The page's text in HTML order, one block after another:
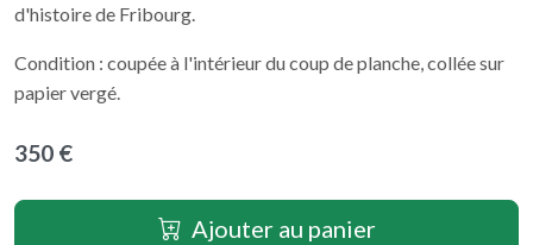
d'histoire de Fribourg.
Condition : coupée à l'intérieur du coup de planche, collée sur
papier vergé.
350 €
Ajouter au panier